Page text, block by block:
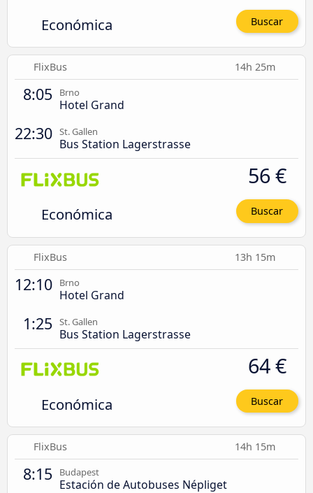
Económica Buscar
FlixBus 14h 25m
8:05 Brno
Hotel Grand
22:30 St. Gallen
Bus Station Lagerstrasse
Económica
56 €
Buscar
FlixBus 13h 15m
12:10 Brno
Hotel Grand
1:25 St. Gallen
Bus Station Lagerstrasse
Económica
64 €
Buscar
FlixBus 14h 15m
8:15 Budapest
Estación de Autobuses Népliget